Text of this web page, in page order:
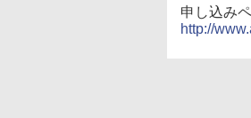
申し込み
http://